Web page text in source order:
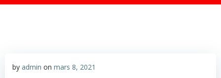
by admin on mars 8, 2021